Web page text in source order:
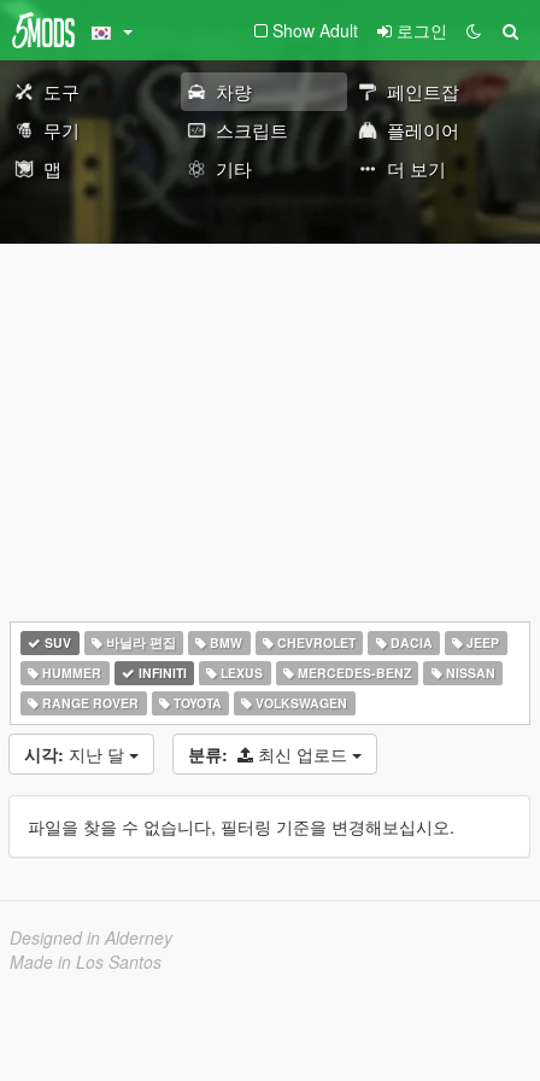
Show Adult 로그인
도구 차량
페인트잡
무기
스크립트
플레이어
맵
기타 더 보기
SUV 바닐라 편집 BMW CHEVROLET DACIA
JEEP
HUMMER
INFINITI LEXUS MERCEDES-BENZ
NISSAN
RANGE ROVER
TOYOTA VOLKSWAGEN
시각: 지난 달 분류: 최신 업로드
파일을 찾을 수 없습니다, 필터링 기준을 변경해보십시오.
Designed in Alderney
Made in Los Santos